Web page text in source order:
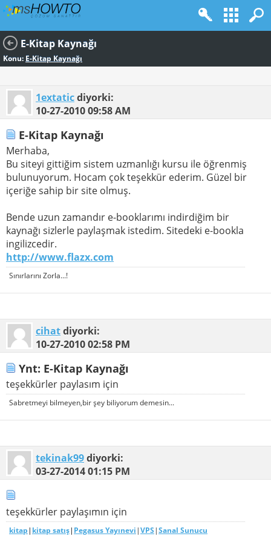
E-Kitap Kaynağı
Konu: E-Kitap Kaynağı
1extaticdiyorki:
10-27-201009:58 AM
E-Kitap Kaynağı
Merhaba,
Bu siteyi gittiğim sistem uzmanlığı kursu ile öğrenmiş
bulunuyorum. Hocam çok teşekkür ederim. Güzel bir
içeriğe sahip bir site olmuş.
Bende uzun zamandır e-booklarımı indirdiğim bir
kaynağı sizlerle paylaşmak istedim. Sitedeki e-bookla
ingilizcedir.
http://www.flazx.com
Sınırlarını Zorla...!
cihatdiyorki:
10-27-201002:58 PM
Ynt: E-Kitap Kaynağı
teşekkürler paylasım için
Sabretmeyi bilmeyen,bir şey biliyorum demesin...
tekinak99diyorki:
03-27-201401:15 PM
teşekkürler paylaşımın için
kitap| kitap satış| Pegasus Yayınevi |VPS |Sanal Sunucu